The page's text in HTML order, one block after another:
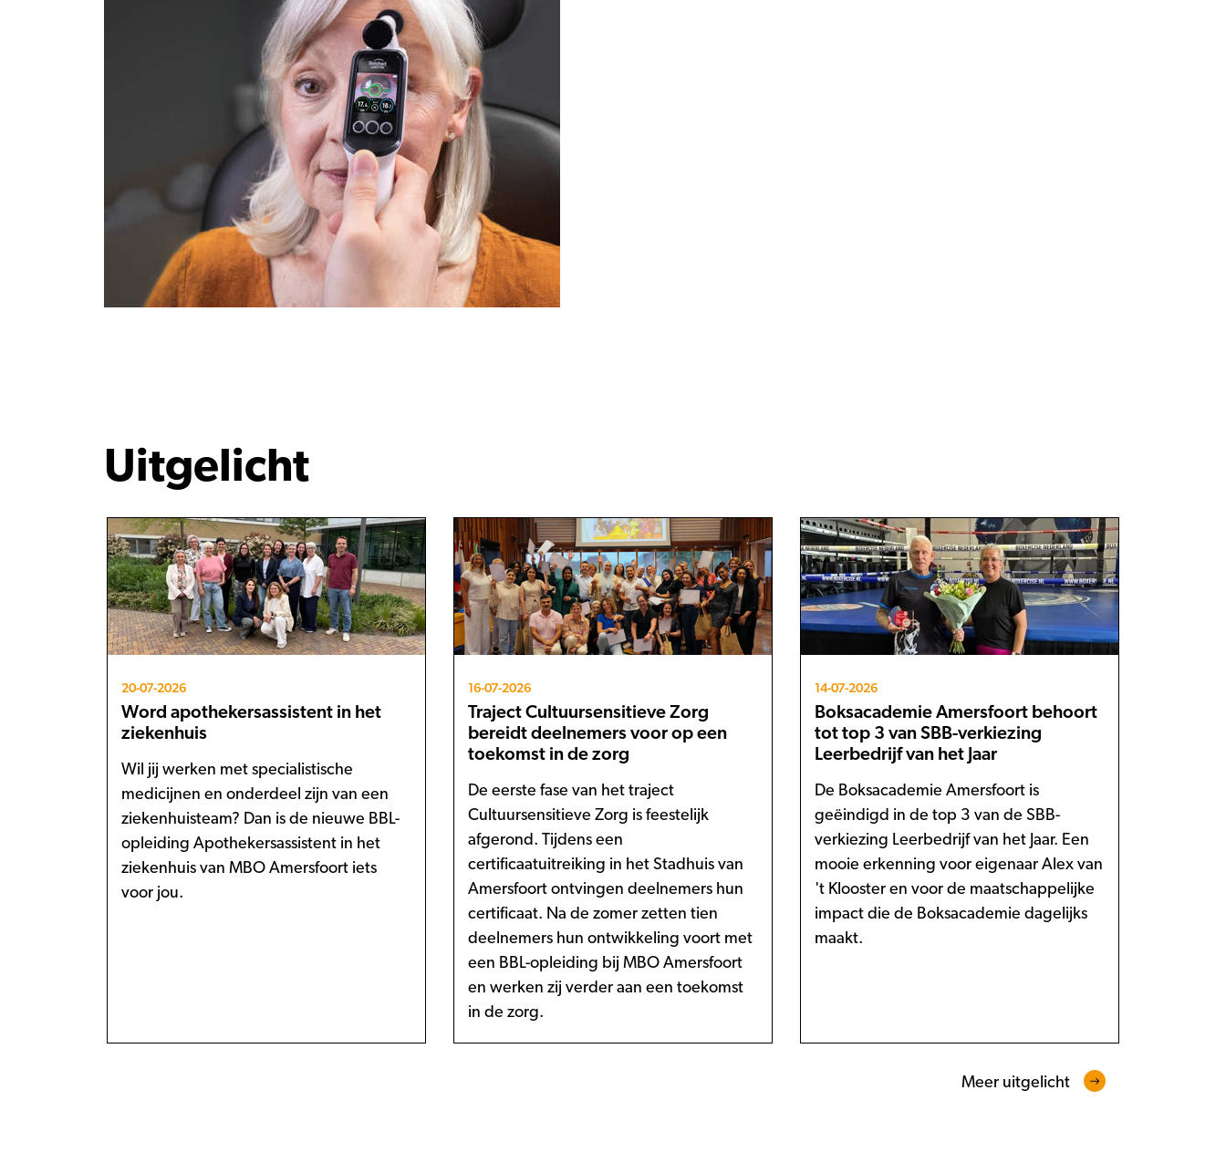
Uitgelicht
20-07-2026
Word apothekersassistent in het
ziekenhuis
Wil jij werken met specialistische
medicijnen en onderdeel zijn van een
ziekenhuisteam? Dan is de nieuwe BBL-
opleiding Apothekersassistent in het
ziekenhuis van MBO Amersfoort iets
voor jou.
16-07-2026
Traject Cultuursensitieve Zorg
bereidt deelnemers voor op een
toekomst in de zorg
De eerste fase van het traject
Cultuursensitieve Zorg is feestelijk
afgerond. Tijdens een
certificaatuitreiking in het Stadhuis van
Amersfoort ontvingen deelnemers hun
certificaat. Na de zomer zetten tien
deelnemers hun ontwikkeling voort met
een BBL-opleiding bij MBO Amersfoort
en werken zij verder aan een toekomst
in de zorg.
14-07-2026
Boksacademie Amersfoort behoort
tot top 3 van SBB-verkiezing
Leerbedrijf van het Jaar
De Boksacademie Amersfoort is
geëindigd in de top 3 van de SBB-
verkiezing Leerbedrijf van het Jaar. Een
mooie erkenning voor eigenaar Alex van
't Klooster en voor de maatschappelijke
impact die de Boksacademie dagelijks
maakt.
Meer uitgelicht